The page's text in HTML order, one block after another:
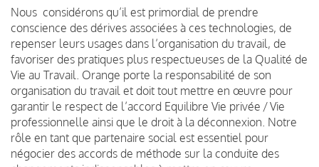
Nous considérons qu’il est primordial de prendre
conscience des dérives associées à ces technologies, de
repenser leurs usages dans l’organisation du travail, de
favoriser des pratiques plus respectueuses de la Qualité de
Vie au Travail. Orange porte la responsabilité de son
organisation du travail et doit tout mettre en œuvre pour
garantir le respect de l’accord Equilibre Vie privée / Vie
professionnelle ainsi que le droit à la déconnexion. Notre
rôle en tant que partenaire social est essentiel pour
négocier des accords de méthode sur la conduite des